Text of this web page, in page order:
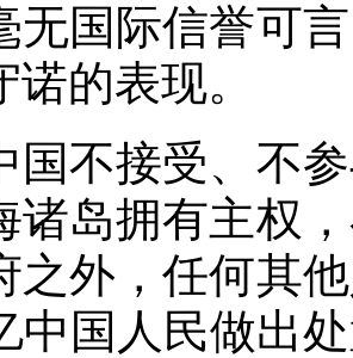
无国际信誉可
诺的表现。
接受、不参
诸岛拥有主权
之外，任何其
中国人民做出